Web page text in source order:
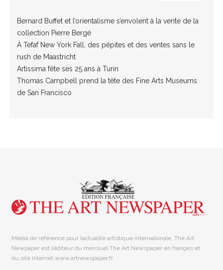
Bernard Buffet et l’orientalisme s’envolent à la vente de la
collection Pierre Bergé
À Tefaf New York Fall, des pépites et des ventes sans le
rush de Maastricht
Artissima fête ses 25 ans à Turin
Thomas Campbell prend la tête des Fine Arts Museums
de San Francisco
Média de référence pour l’actualité artistique internationale, The Art
Newpaper est l’éditeur du mensuel The Art Newspaper en français et
du site Internet www.artnewspaper.fr.